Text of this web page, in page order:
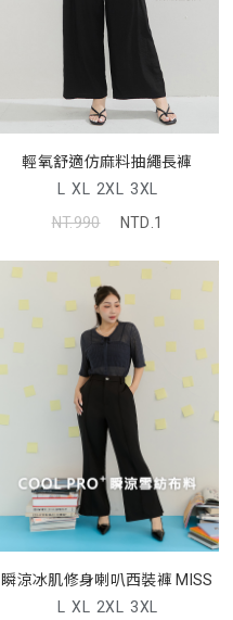
輕氧舒適仿麻料抽繩長褲
L XL 2XL 3XL
NT.990
NTD.1
瞬涼冰肌修身喇叭西裝褲 MISS
L XL 2XL 3XL